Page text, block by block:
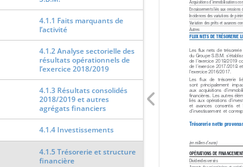
4.1.1 Faits marquants de
l’activité
4.1.2 Analyse sectorielle des
résultats opérationnels de
l’exercice 2018/2019
4.1.3 Résultats consolidés
2018/2019 et autres
agrégats financiers
4.1.4 Investissements
4.1.5 Trésorerie et structure
financière